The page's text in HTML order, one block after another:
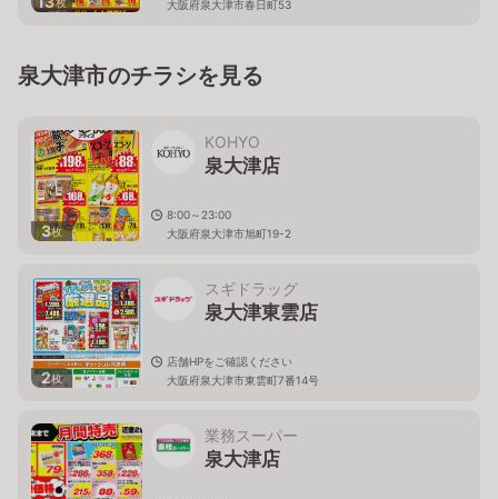
大阪府泉大津市春日町53
泉大津市のチラシを見る
3枚
KOHYO
泉大津店
8:00～23:00
大阪府泉大津市旭町19-2
2枚
スギドラッグ
泉大津東雲店
店舗HPをご確認ください
大阪府泉大津市東雲町7番14号
業務スーパー
泉大津店